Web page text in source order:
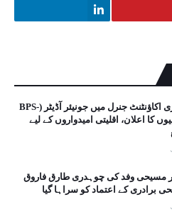
آفس آف دی ملٹری اکاؤنٹنٹ جنرل میں جونیئر آڈیٹر (BPS-
274 آسامیوں کا اعلان، اقلیتی امیدواروں کے لیے
پر مسیحی وفد کی چوہدری طارق فاروق
برادری کے اعتماد کو سراہا گیا